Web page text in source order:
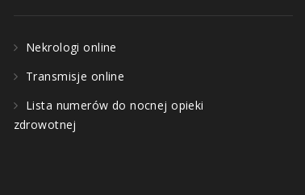
Nekrologi online
Transmisje online
Lista numerów do nocnej opieki
zdrowotnej